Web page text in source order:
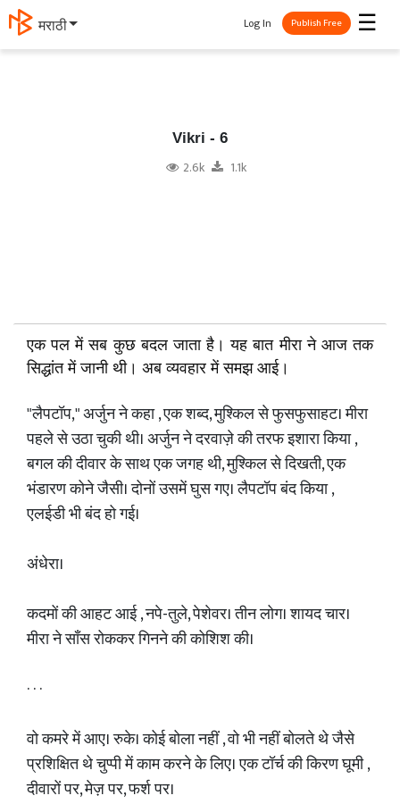
मराठी ☰
Log In Publish Free
Vikri - 6
2.6k 1.1k
एक पल में सब कुछ बदल जाता है। यह बात मीरा ने आज तक
सिद्धांत में जानी थी। अब व्यवहार में समझ आई।
"लैपटॉप," अर्जुन ने कहा , एक शब्द, मुश्किल से फुसफुसाहट। मीरा
पहले से उठा चुकी थी। अर्जुन ने दरवाज़े की तरफ इशारा किया ,
बगल की दीवार के साथ एक जगह थी, मुश्किल से दिखती, एक
भंडारण कोने जैसी। दोनों उसमें घुस गए। लैपटॉप बंद किया ,
एलईडी भी बंद हो गई।
अंधेरा।
कदमों की आहट आई , नपे-तुले, पेशेवर। तीन लोग। शायद चार।
मीरा ने साँस रोककर गिनने की कोशिश की।
· · ·
वो कमरे में आए। रुके। कोई बोला नहीं , वो भी नहीं बोलते थे जैसे
प्रशिक्षित थे चुप्पी में काम करने के लिए। एक टॉर्च की किरण घूमी ,
दीवारों पर, मेज़ पर, फर्श पर।